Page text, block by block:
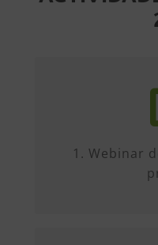
1. Webinar
Que se
de